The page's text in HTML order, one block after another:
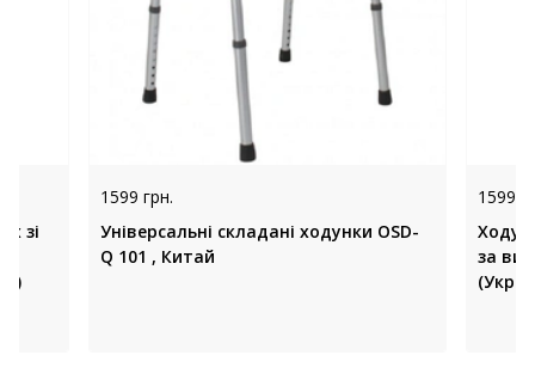
зі
1599 грн.
Універсальні складані ходунки OSD-
Q 101 , Китай
1599
за